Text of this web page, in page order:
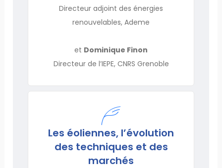
Directeur adjoint des énergies
renouvelables, Ademe
et Dominique Finon
Directeur de l’IEPE, CNRS Grenoble
Les éoliennes, l’évolution
des techniques et des
marchés